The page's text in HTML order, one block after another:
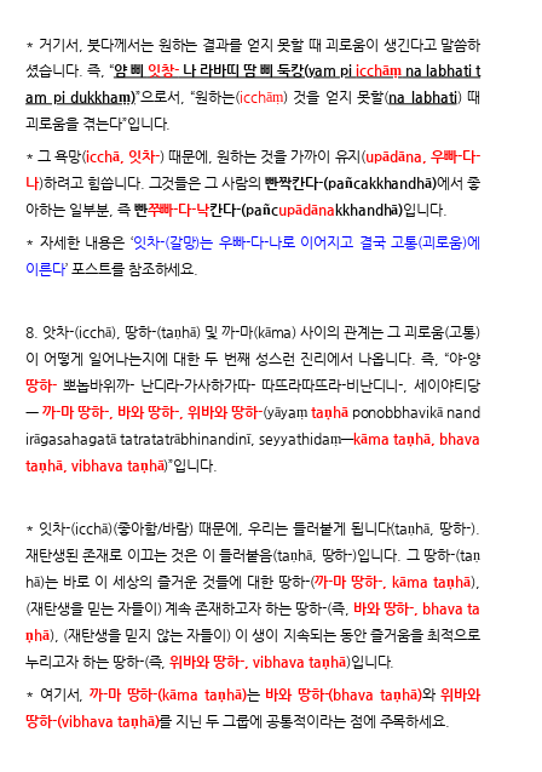
* 거기서, 붓다께서는 원하는 결과를 얻지 못할 때 괴로움이 생긴다고 말씀하
셨습니다. 즉, “얌 삐 잇창-나 라바띠 땀 삐 둑캉(yam piicchāṃ na labhati t
am pi dukkhaṃ)”으로서, “원하는(icchāṃ) 것을 얻지 못할(na labhati) 때
괴로움을 겪는다”입니다.
* 그 욕망(icchā, 잇차-) 때문에, 원하는 것을 가까이 유지(upādāna, 우빠-다-
나)하려고 힘씁니다. 그것들은 그 사람의빤짝칸다-(pañcakkhandhā)에서 좋
아하는 일부분, 즉 빤쭈빠-다-낙칸다-(pañcupādānakkhandhā)입니다.
* 자세한 내용은 ‘잇차-(갈망)는 우빠-다-나로 이어지고 결국 고통(괴로움)에
이른다’ 포스트를 참조하세요.
8. 앗차-(icchā), 땅하-(taṇhā) 및 까-마(kāma) 사이의 관계는 그 괴로움(고통)
이 어떻게 일어나는지에 대한 두 번째 성스런 진리에서 나옵니다. 즉, “야-양
땅하-뽀놉바위까- 난디라-가사하가따- 따뜨라따뜨라-비난디니-, 세이야티당
ㅡ까-마 땅하-, 바와 땅하-, 위바와 땅하-(yāyaṃ taṇhāponobbhavikā nand
irāgasahagatā tatratatrābhinandinī, seyyathidaṃ—kāma taṇhā, bhava
taṇhā, vibhava taṇhā)”입니다.
* 잇차-(icchā)(좋아함/바람) 때문에, 우리는 들러붙게 됩니다(taṇhā, 땅하-).
재탄생된 존재로 이끄는 것은 이 들러붙음(taṇhā, 땅하-)입니다. 그 땅하-(taṇ
hā)는 바로 이 세상의 즐거운 것들에 대한 땅하-(까-마 땅하-, kāma taṇhā),
(재탄생을 믿는 자들이) 계속 존재하고자 하는 땅하-(즉, 바와 땅하-, bhava ta
ṇhā), (재탄생을 믿지 않는 자들이) 이 생이 지속되는 동안 즐거움을 최적으로
누리고자 하는 땅하-(즉,위바와 땅하-, vibhava taṇhā)입니다.
* 여기서,까-마 땅하-(kāma taṇhā)는 바와 땅하-(bhava taṇhā)와위바와
땅하-(vibhava taṇhā)를 지닌 두 그룹에 공통적이라는 점에 주목하세요.